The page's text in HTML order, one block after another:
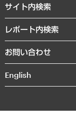
まちづくり・観光・交通・
自然資源・農林水産業・食
メディア掲載・出演
沿革
組織図・本部部室紹介
インドネシア現地法人
個人情報保護方針
サイト内検索
レポート内検索
お問い合わせ
English